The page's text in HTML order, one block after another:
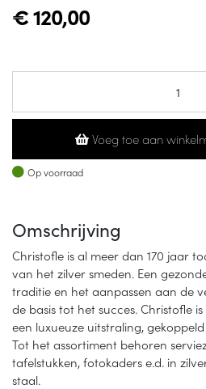
€120,00
Voeg toe aan
Op voorraad
Op voorraad
Omschrijving
Christofle is al meer dan 170 jaar
van het zilver smeden. Een
traditie en het aanpassen aan de
de basis tot het succes. Christofle
een luxueuze uitstraling,
Tot het assortiment behoren
tafelstukken, fotokaders e.d. in
staal.